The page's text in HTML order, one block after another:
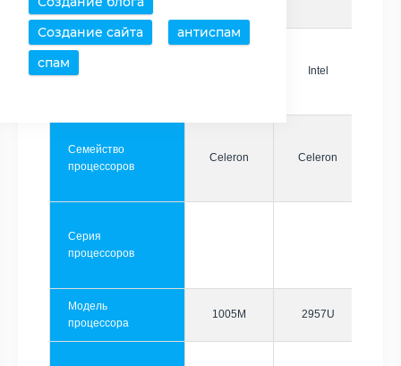
Создание сайта
антиспам
спам
Производитель Intel
Семейство
процессоров
Celeron Celeron
Серия
процессоров
Модель
процессора
1005M 2957U